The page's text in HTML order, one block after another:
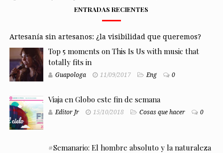
ENTRADAS RECIENTES
Artesanía sin artesanos: ¿la visibilidad que queremos?
Top 5 moments on This Is Us with music that
totally fits in
Guapologa 11/09/2017 Eng 0
Viaja en Globo este fin de semana
Editor Jr 15/10/2018 Cosas que hacer 0
#Semanario: El hombre absoluto y la naturaleza